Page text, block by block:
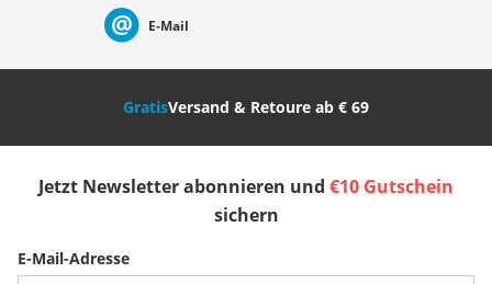
Nederland Italia (Italiano) Italien (Deutsch)
Slovenija
Belgique (Français) Danmark Norge
E-Mail
GratisVersand & Retoure ab € 69
Jetzt Newsletter abonnieren und €10 Gutschein
sichern
E-Mail-Adresse